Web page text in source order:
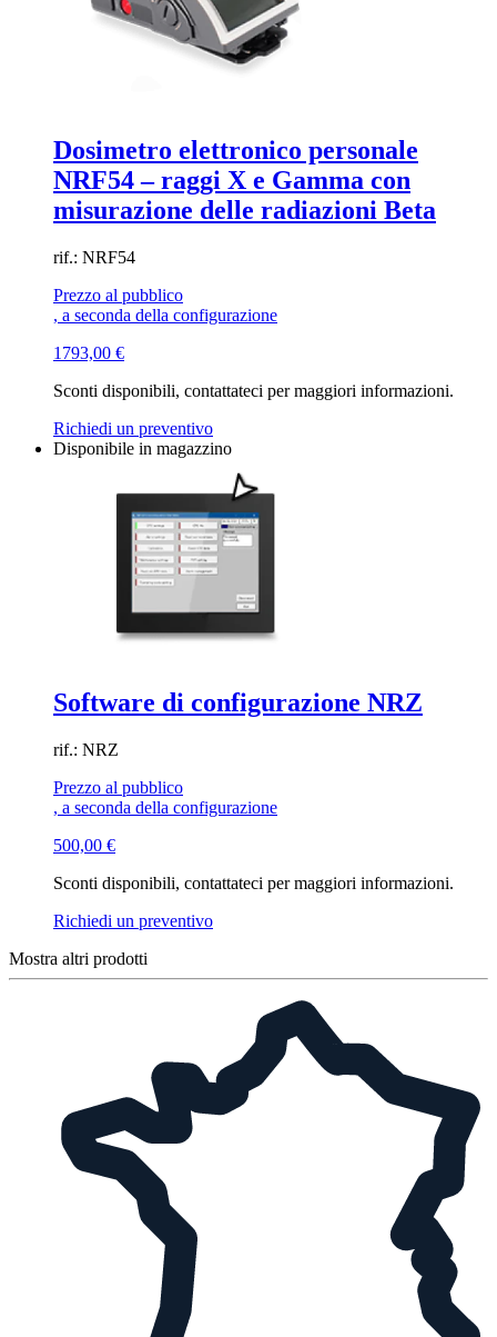
Dosimetro elettronico personale
NRF54 – raggi X e Gamma con
misurazione delle radiazioni Beta
rif.: NRF54
Prezzo al pubblico
, a seconda della configurazione
1793,00 €
Sconti disponibili, contattateci per maggiori informazioni.
Richiedi un preventivo
Disponibile in magazzino
Software di configurazione NRZ
rif.: NRZ
Prezzo al pubblico
, a seconda della configurazione
500,00 €
Sconti disponibili, contattateci per maggiori informazioni.
Richiedi un preventivo
Mostra altri prodotti